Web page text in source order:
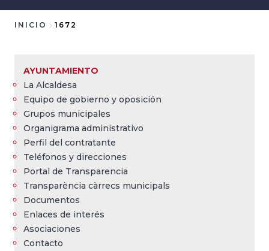
enlaces
de
ayuda
a
la
navegación
INICIO 1672
AYUNTAMIENTO
La Alcaldesa
Equipo de gobierno y oposición
Grupos municipales
Organigrama administrativo
Perfil del contratante
Teléfonos y direcciones
Portal de Transparencia
Transparència càrrecs municipals
Documentos
Enlaces de interés
Asociaciones
Contacto